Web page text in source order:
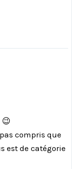
😉
compris que
est de catégorie